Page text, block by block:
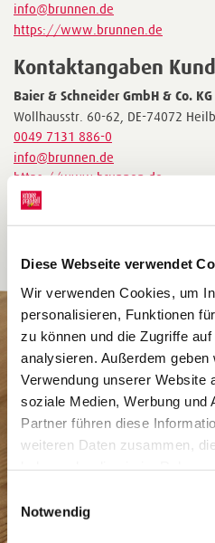
Diese Webseite verwendet
Wir verwenden Cookies, um
personalisieren, Funktionen
zu können und die Zugriffe
analysieren. Außerdem
Verwendung unserer Website
soziale Medien, Werbung und
Partner führen diese
weiteren Daten zusammen,
Datenschutzhinweisen
mehr
Einwilligungsauswahl
Notwendig
info@brunnen.de
https://www.brunnen.de
Kontaktangaben
Baier & Schneider GmbH & Co. KG
Wollhausstr. 60-62, DE-74072
0049 7131 886-0
info@brunnen.de
https://www.brunnen.de